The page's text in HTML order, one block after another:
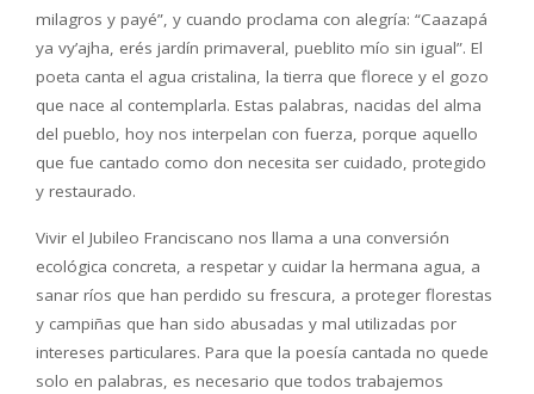
milagros y payé”, y cuando proclama con alegría: “Caazapá
ya vy’ajha, erés jardín primaveral, pueblito mío sin igual”. El
poeta canta el agua cristalina, la tierra que florece y el gozo
que nace al contemplarla. Estas palabras, nacidas del alma
del pueblo, hoy nos interpelan con fuerza, porque aquello
que fue cantado como don necesita ser cuidado, protegido
y restaurado.
Vivir el Jubileo Franciscano nos llama a una conversión
ecológica concreta, a respetar y cuidar la hermana agua, a
sanar ríos que han perdido su frescura, a proteger florestas
y campiñas que han sido abusadas y mal utilizadas por
intereses particulares. Para que la poesía cantada no quede
solo en palabras, es necesario que todos trabajemos